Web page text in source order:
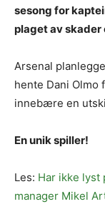
sesong for
plaget av
Arsenal
hente Dani Olmo
innebære en
En unik spiller!
Les: Har ikke lyst
manager Mikel